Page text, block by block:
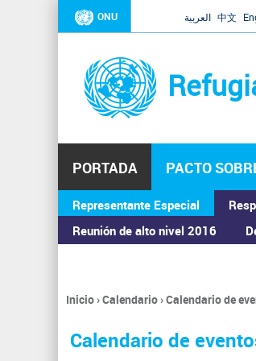
ONU العربية 中文
PORTADA PACTO
Representante Especial
Reunión de alto nivel 2016
ASAMBLEA GENERAL
Se
encuentra
usted
Inicio›Calendario›Calendario de
Calendario de